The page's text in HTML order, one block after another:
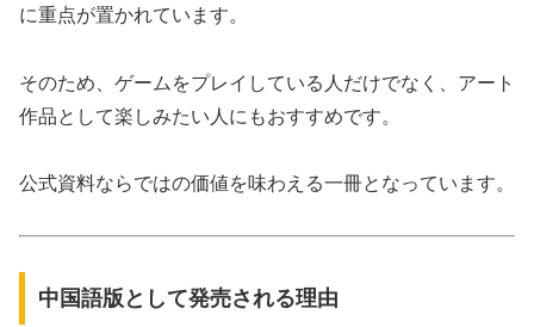
に重点が置かれています。
そのため、ゲームをプレイしている人だけでなく、アート
作品として楽しみたい人にもおすすめです。
公式資料ならではの価値を味わえる一冊となっています。
中国語版として発売される理由